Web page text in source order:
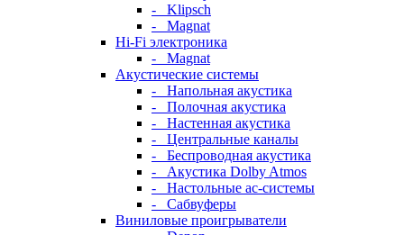
- Klipsch
- Magnat
Hi-Fi электроника
- Magnat
Акустические системы
- Напольная акустика
- Полочная акустика
- Настенная акустика
- Центральные каналы
- Беспроводная акустика
- Акустика Dolby Atmos
- Настольные ас-системы
- Сабвуферы
Виниловые проигрыватели